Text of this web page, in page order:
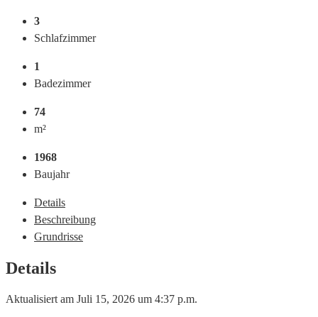
3
Schlafzimmer
1
Badezimmer
74
m²
1968
Baujahr
Details
Beschreibung
Grundrisse
Details
Aktualisiert am Juli 15, 2026 um 4:37 p.m.